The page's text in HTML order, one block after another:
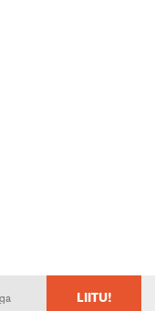
LIITU!